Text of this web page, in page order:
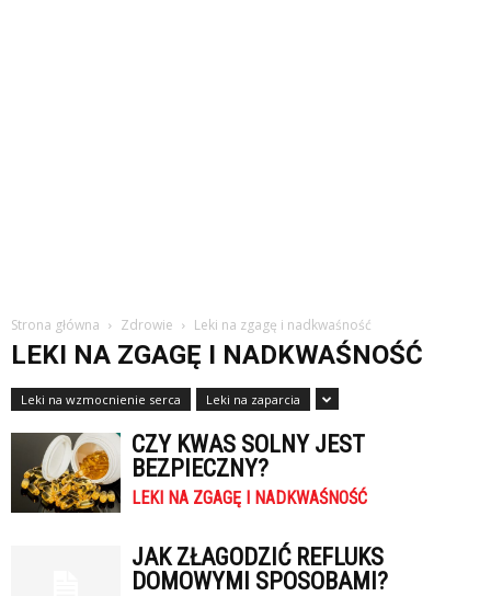
Strona główna Zdrowie Leki na zgagę i nadkwaśność
LEKI NA ZGAGĘ I NADKWAŚNOŚĆ
Leki na wzmocnienie serca Leki na zaparcia
CZY KWAS SOLNY JEST
BEZPIECZNY?
LEKI NA ZGAGĘ I NADKWAŚNOŚĆ
JAK ZŁAGODZIĆ REFLUKS
DOMOWYMI SPOSOBAMI?